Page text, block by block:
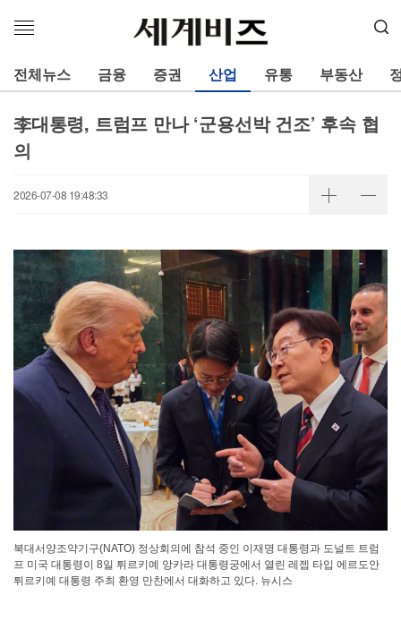
메
열
기
전체뉴스 금융 증권 산업 유통 부동산
李대통령, 트럼프 만나 ‘군용선박 건조’ 후속 협
의
2026-07-08 19:48:33
북대서양조약기구(NATO) 정상회의에 참석 중인 이재명 대통령과 도널트 트럼
프 미국 대통령이 8일 튀르키예 앙카라 대통령궁에서 열린 레젭 타입 에르도안
튀르키예 대통령 주최 환영 만찬에서 대화하고 있다. 뉴시스